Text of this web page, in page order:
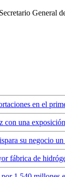
en el
con una
su negocio
fábrica de